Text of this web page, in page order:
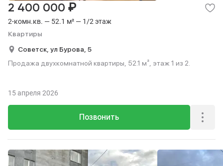
2-комн.кв. — 52.1 м² — 1/2 этаж
Квартиры
2 400 000 ₽
Советск, ул Бурова, 5
Продажа двухкомнатной квартиры, 52.1 м², этаж 1 из 2.
Позвонить
15 апреля 2026